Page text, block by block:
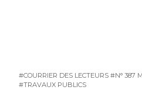
#COURRIER DES LECTEURS #N° 387
#TRAVAUX PUBLICS